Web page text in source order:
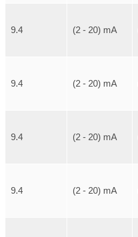
9.4 (2 - 20) mA
9.4 (2 - 20) mA
9.4 (2 - 20) mA
9.4 (2 - 20) mA